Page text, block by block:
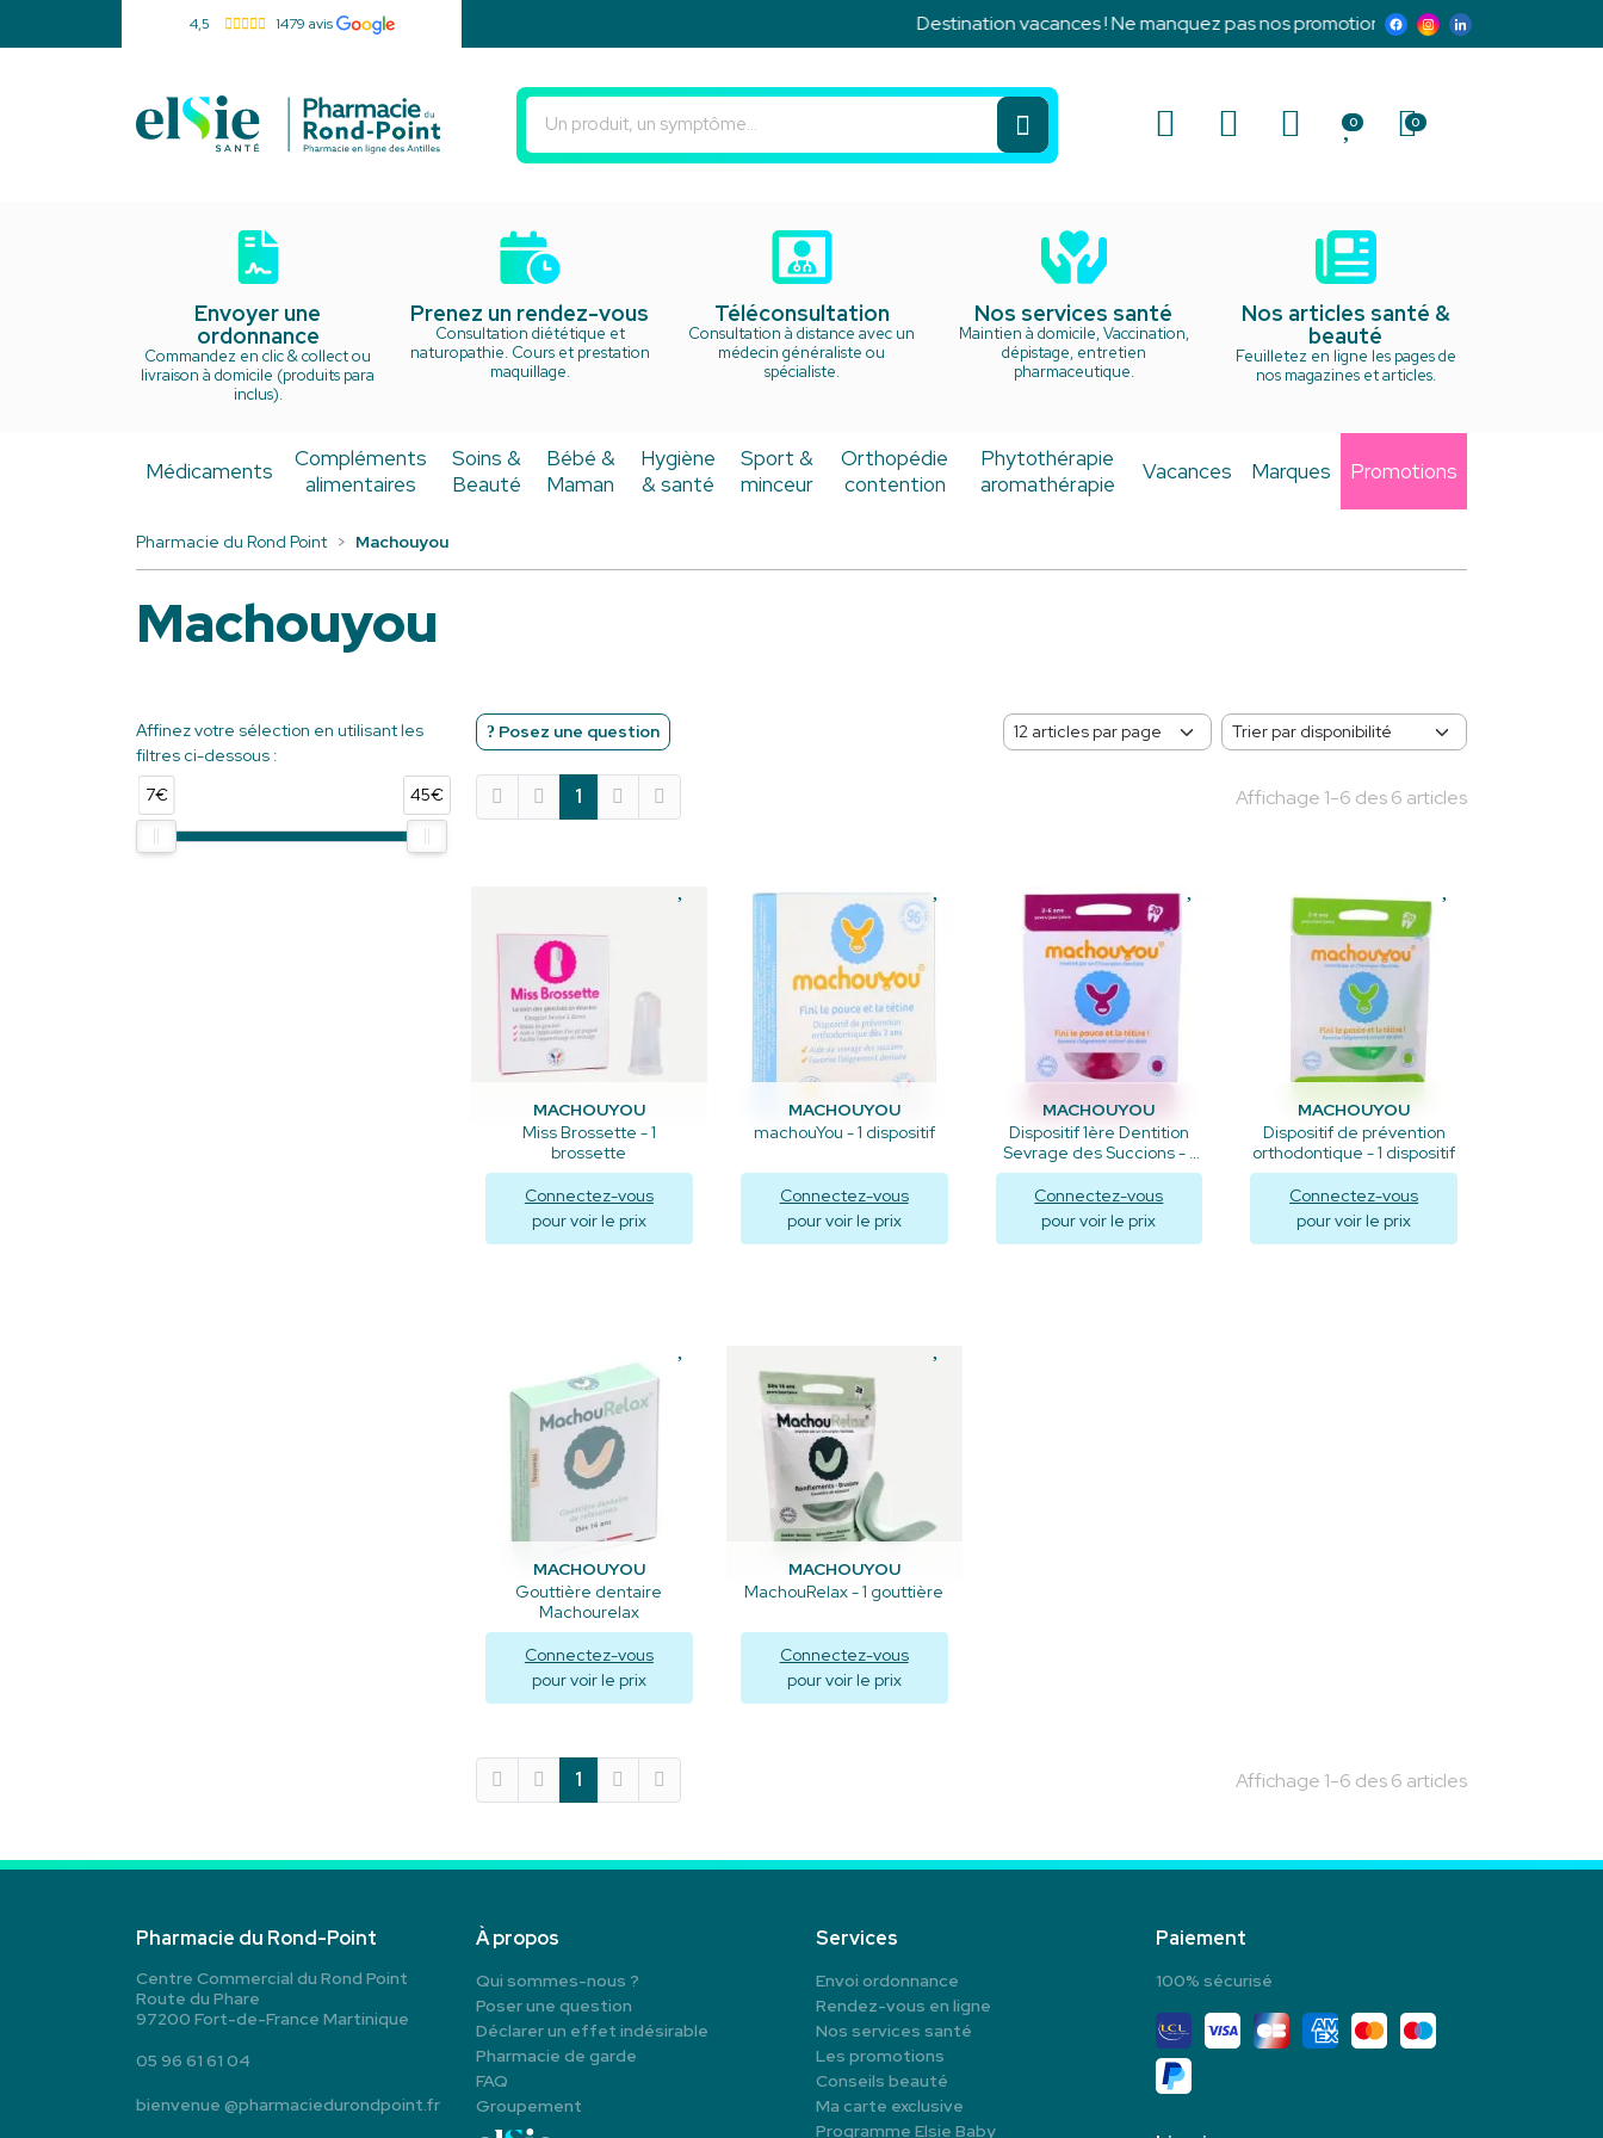
Destination vacances ! Ne manquez pas nos promotions exclusives et notre
4,5 1479 avis
Pharmacie du Rond Point Votre pharmacie en ligne à votre service
0 0
Envoyer une
ordonnance
Commandez en clic & collect ou
livraison à domicile (produits para
inclus).
Prenez un rendez-vous
Consultation diététique et
naturopathie. Cours et prestation
maquillage.
Téléconsultation
Consultation à distance avec un
médecin généraliste ou
spécialiste.
Nos services santé
Maintien à domicile, Vaccination,
dépistage, entretien
pharmaceutique.
Nos articles santé &
beauté
Feuilletez en ligne les pages de
nos magazines et articles.
Médicaments
Compléments
alimentaires
Soins &
Beauté
Bébé &
Maman
Hygiène
& santé
Sport &
minceur
Orthopédie
contention
Phytothérapie
aromathérapie
Vacances Marques Promotions
Pharmacie du Rond Point Machouyou
Machouyou
Posez une question
Affichage 1-6 des 6 articles
1
MACHOUYOU
Miss Brossette - 1
brossette
Connectez-vous
pour voir le prix
MACHOUYOU
machouYou - 1 dispositif
Connectez-vous
pour voir le prix
MACHOUYOU
Dispositif 1ère Dentition
Sevrage des Succions - 1
dispositif
Connectez-vous
pour voir le prix
MACHOUYOU
Dispositif de prévention
orthodontique - 1 dispositif
Connectez-vous
pour voir le prix
MACHOUYOU
Gouttière dentaire
Machourelax
Connectez-vous
pour voir le prix
Visualiser
MACHOUYOU
MachouRelax - 1 gouttière
Connectez-vous
pour voir le prix
Affichage 1-6 des 6 articles
1
Affinez votre sélection en utilisant les
filtres ci-dessous :
7€
45€
Pharmacie du Rond-Point
Centre Commercial du Rond Point
Route du Phare
97200 Fort-de-France Martinique
05 96 61 61 04
bienvenue @pharmaciedurondpoint.fr
À propos
Qui sommes-nous ?
Poser une question
Déclarer un effet indésirable
Pharmacie de garde
FAQ
Groupement
Services
Envoi ordonnance
Rendez-vous en ligne
Nos services santé
Les promotions
Conseils beauté
Ma carte exclusive
Programme Elsie Baby
Paiement
100% sécurisé